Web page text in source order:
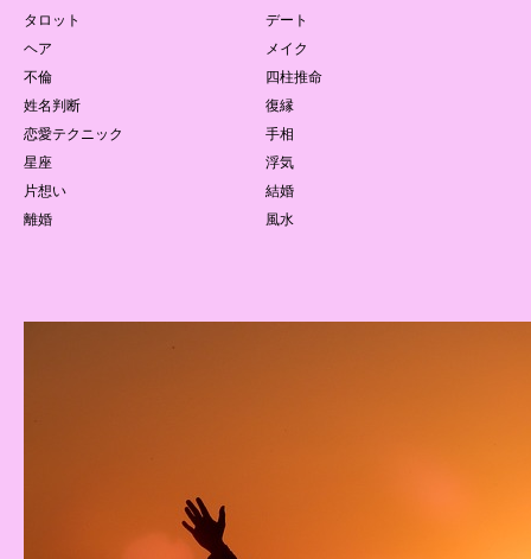
タロット
デート
ヘア
メイク
不倫
四柱推命
姓名判断
復縁
恋愛テクニック
手相
星座
浮気
片想い
結婚
離婚
風水